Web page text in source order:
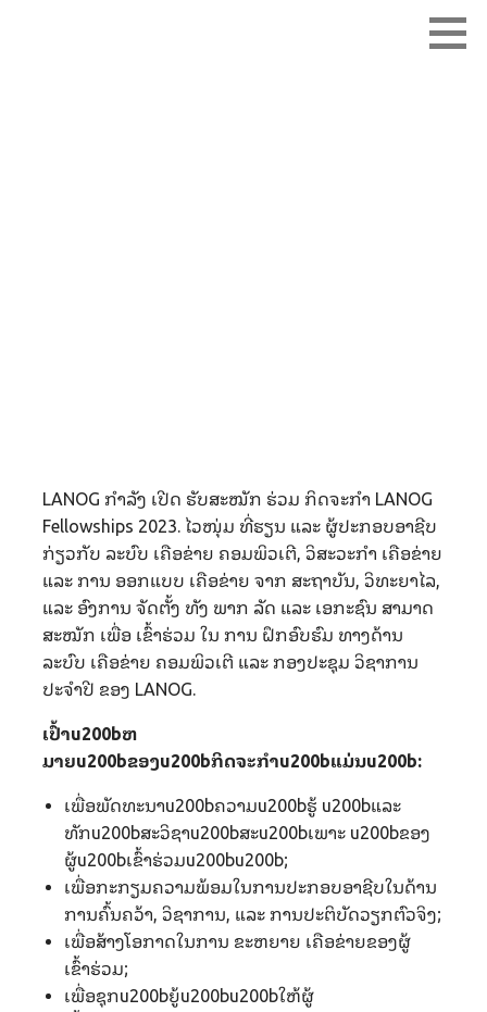
LANOG ກໍາລັງ ເປີດ ຮັບສະໝັກ ຮ່ວມ ກິດຈະກຳ LANOG
Fellowships 2023. ໄວໜຸ່ມ ທີ່ຮຽນ ແລະ ຜູ້ປະກອບອາຊີບ
ກ່ຽວກັບ ລະບົບ ເຄືອຂ່າຍ ຄອມພິວເຕີ, ວິສະວະກໍາ ເຄືອຂ່າຍ
ແລະ ການ ອອກແບບ ເຄືອຂ່າຍ ຈາກ ສະຖາບັນ, ວິທະຍາໄລ,
ແລະ ອົງການ ຈັດຕັ້ງ ທັງ ພາກ ລັດ ແລະ ເອກະຊົນ ສາມາດ
ສະໝັກ ເພື່ອ ເຂົ້າຮ່ວມ ໃນ ການ ຝຶກອົບຮົມ ທາງດ້ານ
ລະບົບ ເຄືອຂ່າຍ ຄອມພິວເຕີ ແລະ ກອງປະຊຸມ ວິຊາການ
ປະຈຳປີ ຂອງ LANOG.
ເປົ້າu200bຫ
ມາຍu200bຂອງu200bກິດຈະກຳu200bແມ່ນu200b:
ເພື່ອພັດທະນາu200bຄວາມu200bຮູ້ u200bແລະ
ທັກu200bສະວິຊາu200bສະu200bເພາະ u200bຂອງ
ຜູ້u200bເຂົ້າຮ່ວມu200bu200b;
ເພື່ອກະກຽມຄວາມພ້ອມໃນການປະກອບອາຊີບໃນດ້ານ
ການຄົ້ນຄວ້າ, ວິຊາການ, ແລະ ການປະຕິບັດວຽກຕົວຈິງ;
ເພື່ອສ້າງໂອກາດໃນການ ຂະຫຍາຍ ເຄືອຂ່າຍຂອງຜູ້
ເຂົ້າຮ່ວມ;
ເພື່ອຊຸກu200bຍູ້u200bu200bໃຫ້ຜູ້